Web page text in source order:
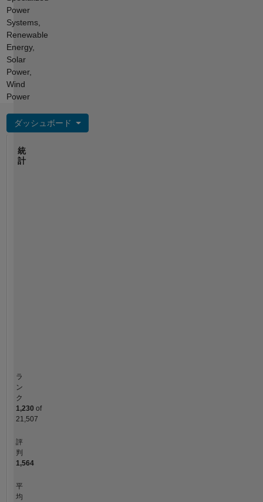
|
MBD
|
YouTuber
with
41K+
Subscribers
|
Experienced
Instructor
Creator
Power
Systems,
Renewable
Energy,
Solar
Power,
Wind
Power
ダッシュボード
統
計
ラ
ン
ク
1,230 of
21,507
評
判
1,564
平
均